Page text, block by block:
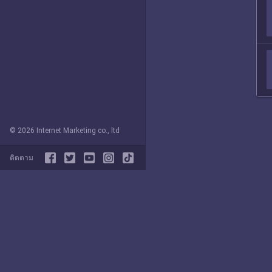
© 2026 Internet Marketing co., ltd
ติดตาม